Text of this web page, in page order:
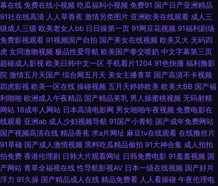
看吴梦梦 91蜜桃传媒一区 91国产丝袜老师 91大片免费看 9178看片视频 福
利网址导航亚洲AV 国产精品四五六七区 海角社区大香蕉 黄尤物视频网 国产
综合在线99 国产真实乱伦 密臀中文字幕 91超碰导航中字 精品久久AV大香蕉
91成人入口 91亚洲精品青草依 www天天撸com 99在线视频精品 www成人
网站豆花 97午夜影院 97资源国产共享 99超碰在线天堂 极品黑丝av 肏屄视
频在线高清播放 中文网91 日本韩国在线不卡视频 91在线呦 91九色TS丰满人
妖 日韩高清丁香 日日日草草操 91c鈥唍 91国产香蕉电影 91猫先生在线播放
91蜜桃视频网站 91熟妇视频 91香蕉在线 91桃色入口 91熊猫tv 伊人网97 后
幕在线 免费在线小视频 吃瓜福利小视频 免费91 国产日产亚洲精品
91社在线高清 人人草香蕉 激情另类图片 亚洲欧美在线观看 成人三
级成人三级 欧美老女人bb 日日操第一页 91网豆花视频 91福利剧场
免费影视观看 91视频国产自拍 国产美女在线视频 欧美又大 无码四
虎 女同激吻视频 极品性爱导航 欧美国产拳交喷奶 中文字幕第三页
超碰成人影视 欧美日韩中文一区 手机看片1204 91色快播 福利撸影
院 激情五月天国产 综合网五月天 美女主播青草 国产高清不卡视频
四虎影视 欧美一区在线 操碰视频 五月天婷婷欧美 欧美大BB 国产福
利啪啪 欧洲成人午夜精品 国产精品美乳 男人操蜜桃视频 无码射精
网站 18成年人网站 日本高清电影网 男女啪啪午夜视频 免费电影在
线观看 亚洲ab 成人少妇视频导航 91国产小青蛙 国产成年免费网站
国产视频高清在线 精品香蕉 求a片网址 麻豆tv在线观看 在线撸丝片
91草碰 国产成人激情视频 黑料吃瓜精品偷拍 91大神合集 成人拍拍
拍免费 香港伦理剧 日韩大片观看网址 日韩免费电影 91羞羞视频 国
产网站 青草全福视在线 性导航影视AV 日本一级在线视频 国产好片
浮力 91久操 国产精品成人在线 精品免费看 人人看操碰 午夜伦理电